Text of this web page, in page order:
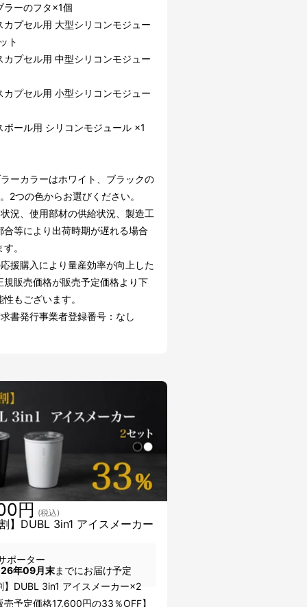
ラーのフタ×1個
カプセル用 大型シリコンモジュー
ト
カプセル用 中型シリコンモジュー
カプセル用 小型シリコンモジュー
ボール用 シリコンモジュール ×1
ーカラーはホワイト、ブラックの
2つの色からお選びください。
況、使用部材の供給状況、製造工
合等により出荷時期が遅れる場合
。
援購入により量産効率が向上した
規販売価格が販売予定価格より下
もございます。
書発行事業者登録番号：なし
】DUBL 3in1 アイスメーカー
円 (税込)
ポーター
年09月末までにお届け予定
】DUBL 3in1 アイスメーカー×2
売予定価格17,600円の33％OFF】